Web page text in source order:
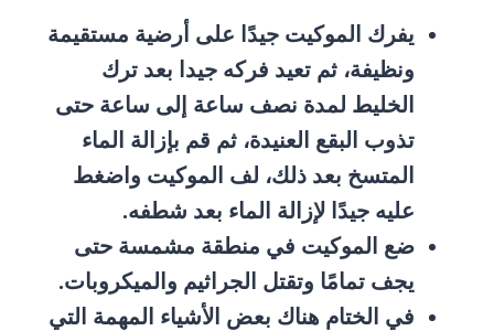
يفرك الموكيت جيدًا على أرضية مستقيمة
ونظيفة، ثم تعيد فركه جيدا بعد ترك
الخليط لمدة نصف ساعة إلى ساعة حتى
تذوب البقع العنيدة، ثم قم بإزالة الماء
المتسخ بعد ذلك، لف الموكيت واضغط
عليه جيدًا لإزالة الماء بعد شطفه.
ضع الموكيت في منطقة مشمسة حتى
يجف تمامًا وتقتل الجراثيم والميكروبات.
في الختام هناك بعض الأشياء المهمة التي